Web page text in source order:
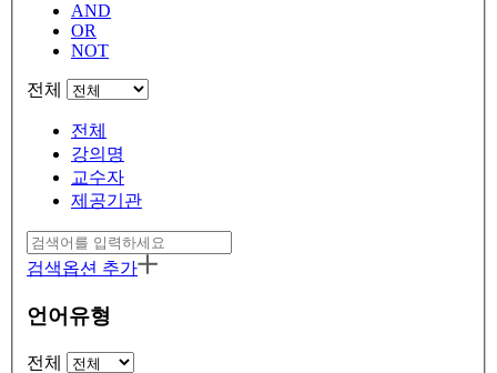
AND
OR
NOT
전체
전체
강의명
교수자
제공기관
검색옵션 추가
언어유형
전체